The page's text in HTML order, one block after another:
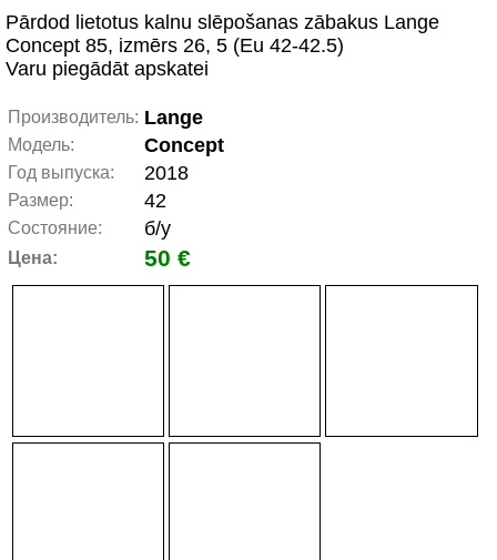
Pārdod lietotus kalnu slēpošanas zābakus Lange
Concept 85, izmērs 26, 5 (Eu 42-42.5)
Varu piegādāt apskatei
Производитель: Lange
Модель: Concept
Год выпуска: 2018
Размер: 42
Состояние: б/у
Цена: 50 €